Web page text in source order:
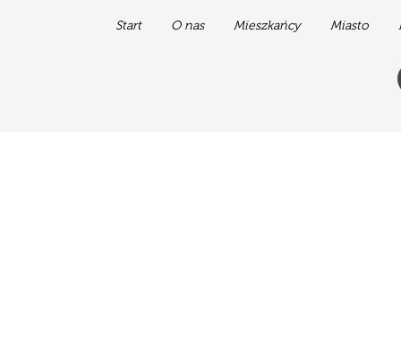
Start O nas Mieszkańcy Miasto